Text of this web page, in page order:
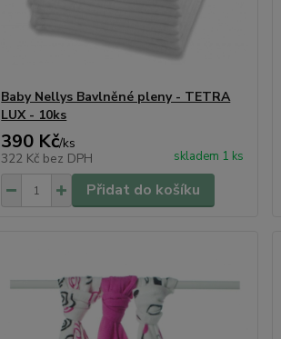
Baby Nellys Bavlněné pleny - TETRA
LUX - 10ks
390 Kč/ks
322 Kč bez DPH skladem 1 ks
Přidat do košíku